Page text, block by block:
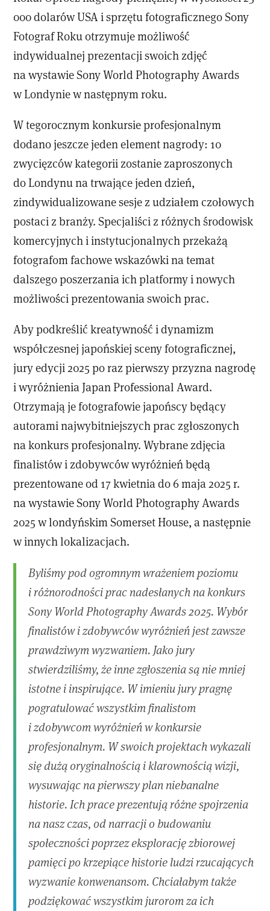
000 dolarów USA i sprzętu fotograficznego Sony
Fotograf Roku otrzymuje możliwość
indywidualnej prezentacji swoich zdjęć
na wystawie Sony World Photography Awards
w Londynie w następnym roku.
W tegorocznym konkursie profesjonalnym
dodano jeszcze jeden element nagrody: 10
zwycięzców kategorii zostanie zaproszonych
do Londynu na trwające jeden dzień,
zindywidualizowane sesje z udziałem czołowych
postaci z branży. Specjaliści z różnych środowisk
komercyjnych i instytucjonalnych przekażą
fotografom fachowe wskazówki na temat
dalszego poszerzania ich platformy i nowych
możliwości prezentowania swoich prac.
Aby podkreślić kreatywność i dynamizm
współczesnej japońskiej sceny fotograficznej,
jury edycji 2025 po raz pierwszy przyzna nagrodę
i wyróżnienia Japan Professional Award.
Otrzymają je fotografowie japońscy będący
autorami najwybitniejszych prac zgłoszonych
na konkurs profesjonalny. Wybrane zdjęcia
finalistów i zdobywców wyróżnień będą
prezentowane od 17 kwietnia do 6 maja 2025 r.
na wystawie Sony World Photography Awards
2025 w londyńskim Somerset House, a następnie
w innych lokalizacjach.
Byliśmy pod ogromnym wrażeniem poziomu
i różnorodności prac nadesłanych na konkurs
Sony World Photography Awards 2025. Wybór
finalistów i zdobywców wyróżnień jest zawsze
prawdziwym wyzwaniem. Jako jury
stwierdziliśmy, że inne zgłoszenia są nie mniej
istotne i inspirujące. W imieniu jury pragnę
pogratulować wszystkim finalistom
i zdobywcom wyróżnień w konkursie
profesjonalnym. W swoich projektach wykazali
się dużą oryginalnością i klarownością wizji,
wysuwając na pierwszy plan niebanalne
historie. Ich prace prezentują różne spojrzenia
na nasz czas, od narracji o budowaniu
społeczności poprzez eksplorację zbiorowej
pamięci po krzepiące historie ludzi rzucających
wyzwanie konwenansom. Chciałabym także
podziękować wszystkim jurorom za ich